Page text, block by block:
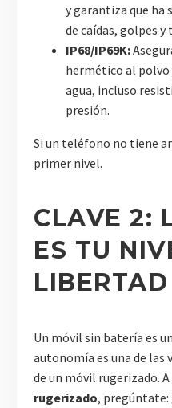
y garantiza que ha
de caídas, golpes
IP68/IP69K:
hermético al polvo
agua, incluso
presión.
Si un teléfono no tiene
primer nivel.
CLAVE 2:
ES TU
LIBERTAD
Un móvil sin batería es
autonomía es una de
de un móvil rugerizado.
rugerizado, pregúntate: